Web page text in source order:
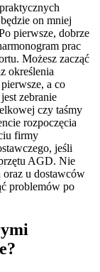
on mniej
pierwsze, dobrze
prac
Możesz zacząć
określenia
a co
zebranie
czy taśmy
rozpoczęcia
firmy
jeśli
AGD. Nie
oraz u dostawców
problemów po